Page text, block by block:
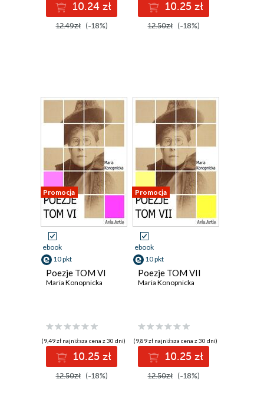
10.24 zł
12.49zł (-18%)
10.25 zł
12.50zł (-18%)
Promocja
ebook
10 pkt
Poezje TOM VI
Maria Konopnicka
(9,49 zł najniższa cena z 30 dni)
10.25 zł
12.50zł (-18%)
Promocja
ebook
10 pkt
Poezje TOM VII
Maria Konopnicka
(9,89 zł najniższa cena z 30 dni)
10.25 zł
12.50zł (-18%)